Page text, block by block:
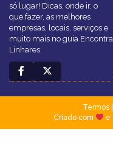
só lugar! Dicas, onde ir, o
que fazer, as melhores
empresas, locais, serviços e
muito mais no guia Encontra
Linhares.
Termos|
Criado com
e